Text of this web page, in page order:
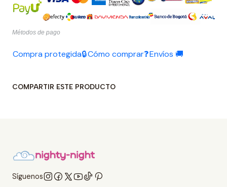
Métodos de pago
Compra protegida🔒Cómo comprar❓Envíos 🚚
COMPARTIR ESTE PRODUCTO
Síguenos